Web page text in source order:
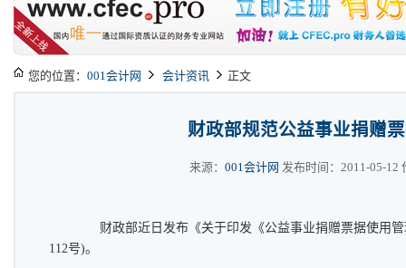
您的位置： 001会计网 会计资讯 正文
财政部规范公益事业捐赠
来源： 001会计网 发布时间：2011-05-12
财政部近日发布《关于印发《公益事业捐赠票据使用管
112号)。